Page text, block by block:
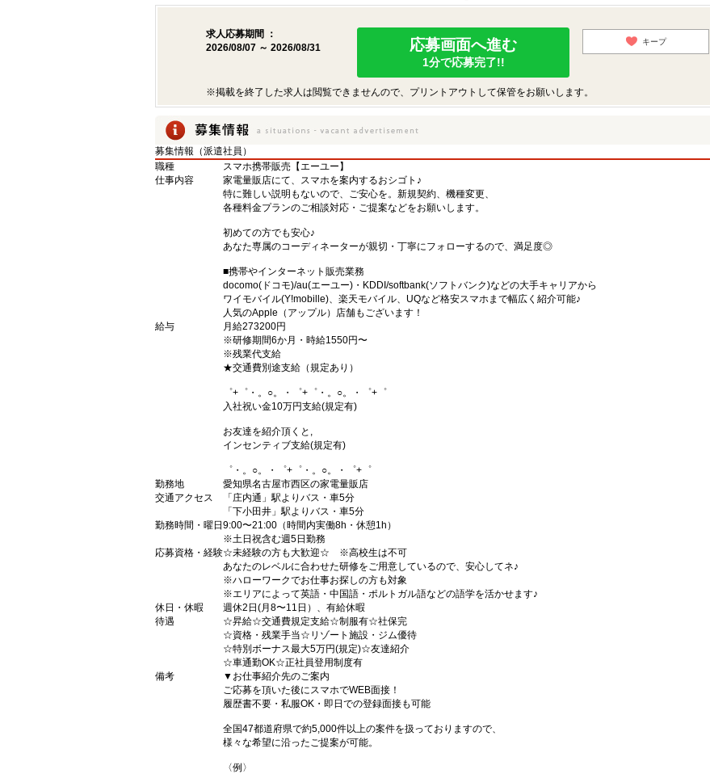
求人応募期間 ：
2026/08/07 ～ 2026/08/31
応募画面へ進む
1分で応募完了!!
キープ
※掲載を終了した求人は閲覧できませんので、プリントアウトして保管をお願いします。
募集情報（派遣社員）
職種
スマホ携帯販売【エーユー】
仕事内容
家電量販店にて、スマホを案内するおシゴト♪
特に難しい説明もないので、ご安心を。新規契約、機種変更、
各種料金プランのご相談対応・ご提案などをお願いします。
初めての方でも安心♪
あなた専属のコーディネーターが親切・丁寧にフォローするので、満足度◎
■携帯やインターネット販売業務
docomo(ドコモ)/au(エーユー)・KDDI/softbank(ソフトバンク)などの大手キャリアから
ワイモバイル(Y!mobille)、楽天モバイル、UQなど格安スマホまで幅広く紹介可能♪
人気のApple（アップル）店舗もございます！
給与
月給273200円
※研修期間6か月・時給1550円〜
※残業代支給
★交通費別途支給（規定あり）
゜+゜・。○。・゜+゜・。○。・゜+゜
入社祝い金10万円支給(規定有)
お友達を紹介頂くと,
インセンティブ支給(規定有)
゜・。○。・゜+゜・。○。・゜+゜
勤務地
愛知県名古屋市西区の家電量販店
交通アクセス
「庄内通」駅よりバス・車5分
「下小田井」駅よりバス・車5分
勤務時間・曜日 9:00〜21:00（時間内実働8h・休憩1h）
※土日祝含む週5日勤務
応募資格・経験☆未経験の方も大歓迎☆ ※高校生は不可
あなたのレベルに合わせた研修をご用意しているので、安心してネ♪
※ハローワークでお仕事お探しの方も対象
※エリアによって英語・中国語・ポルトガル語などの語学を活かせます♪
休日・休暇
週休2日(月8〜11日）、有給休暇
待遇
☆昇給☆交通費規定支給☆制服有☆社保完
☆資格・残業手当☆リゾート施設・ジム優待
☆特別ボーナス最大5万円(規定)☆友達紹介
☆車通勤OK☆正社員登用制度有
備考
▼お仕事紹介先のご案内
ご応募を頂いた後にスマホでWEB面接！
履歴書不要・私服OK・即日での登録面接も可能
全国47都道府県で約5,000件以上の案件を扱っておりますので、
様々な希望に沿ったご提案が可能。
〈例〉